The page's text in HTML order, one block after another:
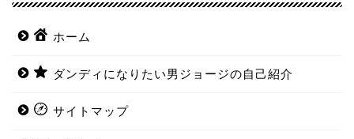
ホーム
ダンディになりたい男ジョージの自己紹介
サイトマップ